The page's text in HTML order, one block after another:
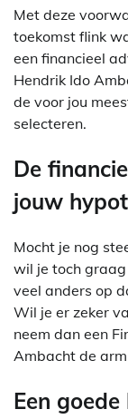
Met deze
toekomst flink
een financieel
Hendrik Ido
de voor jou
selecteren.
De
jouw
Mocht je nog
wil je toch graag
veel anders op
Wil je er zeker
neem dan een
Ambacht de
Een